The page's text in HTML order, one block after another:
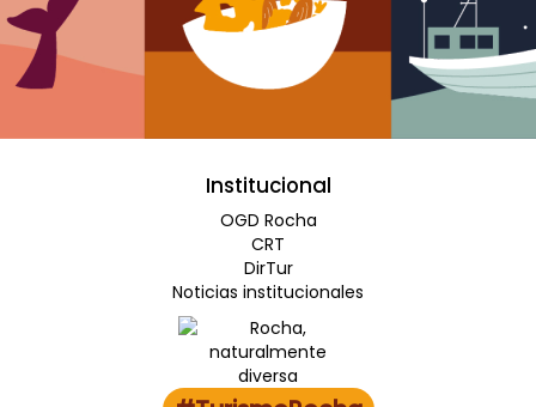
Institucional
OGD Rocha
CRT
DirTur
Noticias institucionales